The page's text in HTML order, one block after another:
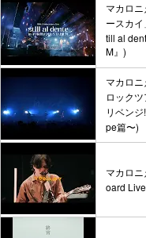
マカロ
ースカ
till al
M』)
マカロ
ロック
リベン
pe篇〜)
マカロ
oard